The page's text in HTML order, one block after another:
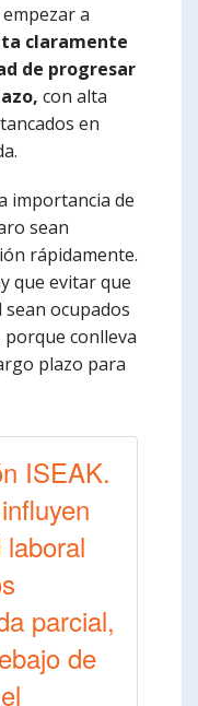
a
claramente
de progresar
con alta
en
importancia de
sean
rápidamente.
que evitar que
ocupados
conlleva
plazo para
ISEAK.
parcial,
de